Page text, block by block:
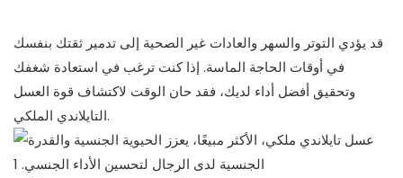
قد يؤدي التوتر والسهر والعادات غير الصحية إلى تدمير ثقتك بنفسك
في أوقات الحاجة الماسة. إذا كنت ترغب في استعادة شغفك
وتحقيق أفضل أداء لديك، فقد حان الوقت لاكتشاف قوة العسل
التايلاندي الملكي.